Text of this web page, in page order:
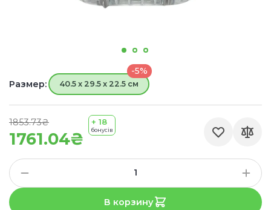
1761.04₴
1853.73₴ + 18
бонусів
Размер:
-5%
40.5 x 29.5 x 22.5 см
В корзину